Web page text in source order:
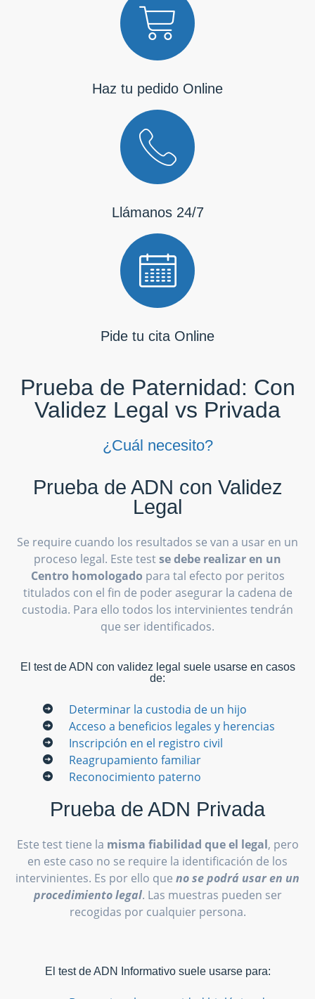
Haz tu pedido Online
Llámanos 24/7
Pide tu cita Online
Prueba de Paternidad: Con
Validez Legal vs Privada
¿Cuál necesito?
Prueba de ADN con Validez
Legal
Se require cuando los resultados se van a usar en un
proceso legal. Este testse debe realizar en un
Centro homologado para tal efecto por peritos
titulados con el fin de poder asegurar la cadena de
custodia. Para ello todos los intervinientes tendrán
que ser identificados.
El test de ADN con validez legal suele usarse en casos
de:
Determinar la custodia de un hijo
Acceso a beneficios legales y herencias
Inscripción en el registro civil
Reagrupamiento familiar
Reconocimiento paterno
Prueba de ADN Privada
Este test tiene la misma fiabilidad que el legal, pero
en este caso no se require la identificación de los
intervinientes. Es por ello que no se podrá usar en un
procedimiento legal. Las muestras pueden ser
recogidas por cualquier persona.
El test de ADN Informativo suele usarse para: